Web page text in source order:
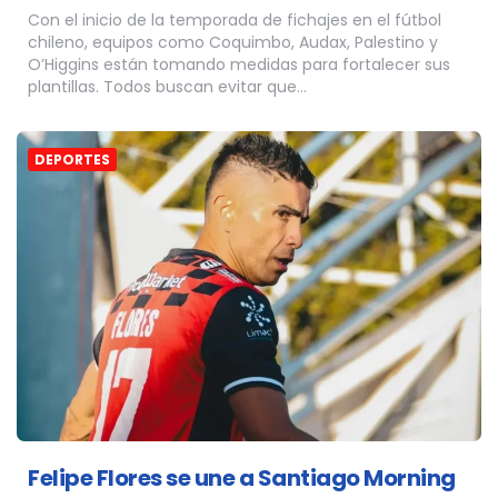
Con el inicio de la temporada de fichajes en el fútbol
chileno, equipos como Coquimbo, Audax, Palestino y
O’Higgins están tomando medidas para fortalecer sus
plantillas. Todos buscan evitar que…
DEPORTES
Felipe Flores se une a Santiago Morning